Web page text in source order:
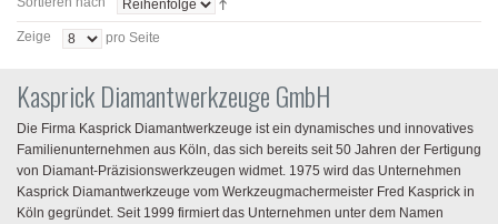
Zeige pro Seite
Kasprick Diamantwerkzeuge GmbH
Die Firma Kasprick Diamantwerkzeuge ist ein dynamisches und innovatives
Familienunternehmen aus Köln, das sich bereits seit 50 Jahren der Fertigung
von Diamant-Präzisionswerkzeugen widmet. 1975 wird das Unternehmen
Kasprick Diamantwerkzeuge vom Werkzeugmachermeister Fred Kasprick in
Köln gegründet. Seit 1999 firmiert das Unternehmen unter dem Namen